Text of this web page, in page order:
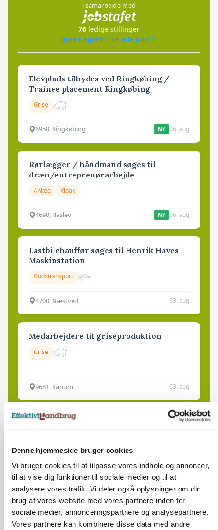
Denne hjemmeside bruger cookies
Vi bruger cookies til at tilpasse vores indhold og annoncer,
til at vise dig funktioner til sociale medier og til at
analysere vores trafik. Vi deler også oplysninger om din
brug af vores website med vores partnere inden for
sociale medier, annonceringspartnere og analysepartnere.
Vores partnere kan kombinere disse data med andre
i samarbejde med
76 ledige stillinger
Opret agent
Se alle jobs
Elevplads tilbydes ved Ringkøbing /
Trainee placement Ringkøbing
Grise
6950, Ringkøbing NY 06. aug.
Rørlægger / håndmand søges til
dræn/entreprenørarbejde.
Anlæg Kloak
4690, Haslev NY 06. aug.
Lastbilchauffør søges til Henrik Haves
Maskinstation
Godstransport
4700, Næstved 03. aug.
Medarbejdere til griseproduktion
Grise
9681, Ranum 03. aug.
Kalvepasser til ejendom i udvikling søges
6392, Bolderslev 03. aug.
Leder til klimastald
Klimastald